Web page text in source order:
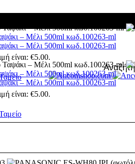
– Μέλι 500ml κωδ.100263-ml
– Μέλι 500ml κωδ.100263-ml
είναι: €5.00.
– Μέλι 500ml κωδ.100263-ml
– Μέλι 500ml κωδ.100263-ml
είναι: €5.00.